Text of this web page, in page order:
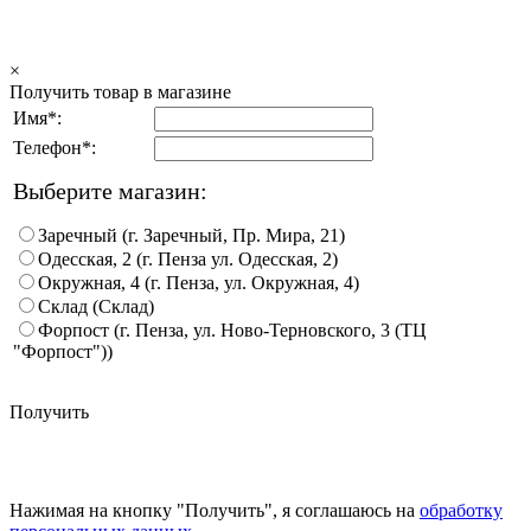
×
Получить товар в магазине
Имя*:
Телефон*:
Выберите магазин:
Заречный (г. Заречный, Пр. Мира, 21)
Одесская, 2 (г. Пенза ул. Одесская, 2)
Окружная, 4 (г. Пенза, ул. Окружная, 4)
Склад (Склад)
Форпост (г. Пенза, ул. Ново-Терновского, 3 (ТЦ
"Форпост"))
Получить
Нажимая на кнопку "Получить", я соглашаюсь на обработку